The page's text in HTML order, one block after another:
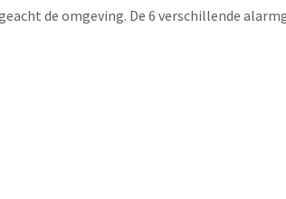
de omgeving. De 6 verschillende